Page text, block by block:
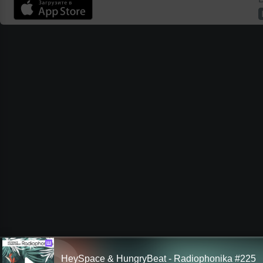
Ш
HeySpace & HungryBeat - Radiophonika #225